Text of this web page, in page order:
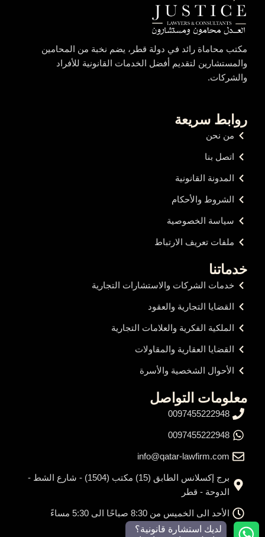
مكتب محاماة رائد في دولة قطر، يضم نخبة من المحامين
والمستشارين لتقديم أفضل الخدمات القانونية للأفراد
والشركات.
روابط سريعة
من نحن
اتصل بنا
المدونة القانونية
الشروط والأحكام
سياسة الخصوصية
ملفات تعريف الارتباط
خدماتنا
خدمات الشركات والاستشارات التجارية
القضايا التجارية والعقود
الملكية الفكرية والعلامات التجارية
القضايا العقارية والمقاولات
الأحوال الشخصية والأسرة
معلومات التواصل
0097455222948
0097455222948
info@qatar-lawfirm.com
برج إكسلانس الطابق (15) مكتب (1504) - شارع الشط -
الدوحة - قطر
الأحد الى الخميس من 8:30 صباحًا الى 5:30 مساءً
لديك استشارة قانونية؟